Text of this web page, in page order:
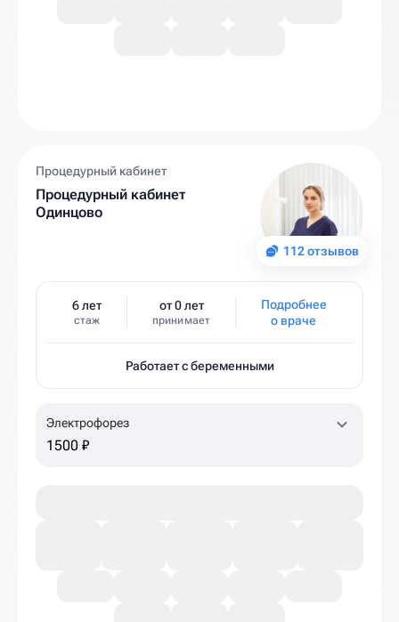
112 отзывов
Процедурный кабинет
Процедурный кабинет
Одинцово
6 лет
стаж
от 0 лет
принимает
Подробнее
о враче
Работает с беременными
Электрофорез
1500 ₽